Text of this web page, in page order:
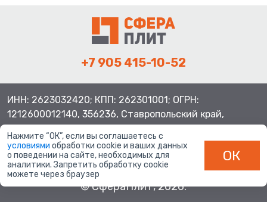
+7 905 415-10-52
ИНН: 2623032420; КПП: 262301001; ОГРН:
1212600012140, 356236, Ставропольский край,
Шпаковский район, с.Верхнерусское, ул.Батайская 3
© СфераПлит, 2026.
Нажмите “ОК”, если вы соглашаетесь с
условиями обработки cookie и ваших данных
о поведении на сайте, необходимых для
аналитики. Запретить обработку cookie
можете через браузер
ОК